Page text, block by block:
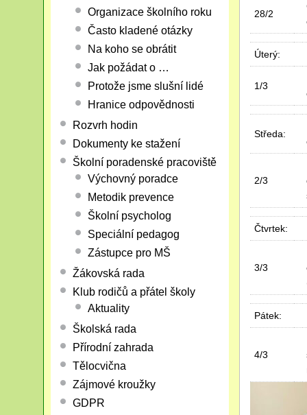
28/2
Úterý:
1/3
Středa:
2/3
Čtvrtek:
3/3
Pátek:
4/3
Organizace školního roku
Často kladené otázky
Na koho se obrátit
Jak požádat o …
Protože jsme slušní lidé
Hranice odpovědnosti
Rozvrh hodin
Dokumenty ke stažení
Školní poradenské pracoviště
Výchovný poradce
Metodik prevence
Školní psycholog
Speciální pedagog
Zástupce pro MŠ
Žákovská rada
Klub rodičů a přátel školy
Aktuality
Školská rada
Přírodní zahrada
Tělocvična
Zájmové kroužky
GDPR